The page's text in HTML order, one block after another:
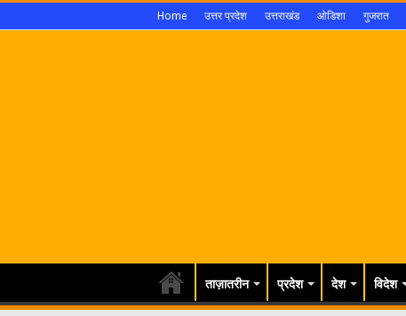
Home उत्तर प्रदेश उत्तराखंड ओडिशा गुजरात
ताज़ातरीन प्रदेश देश विदेश